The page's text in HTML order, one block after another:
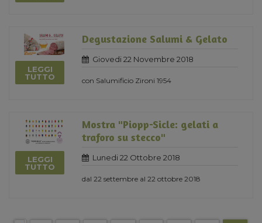
LEGGI
TUTTO
Degustazione Salumi & Gelato
Giovedi 22 Novembre 2018
con Salumificio Zironi 1954
LEGGI
TUTTO
Mostra "Piopp-Sicle: gelati a
traforo su stecco"
Lunedi 22 Ottobre 2018
dal 22 settembre al 22 ottobre 2018